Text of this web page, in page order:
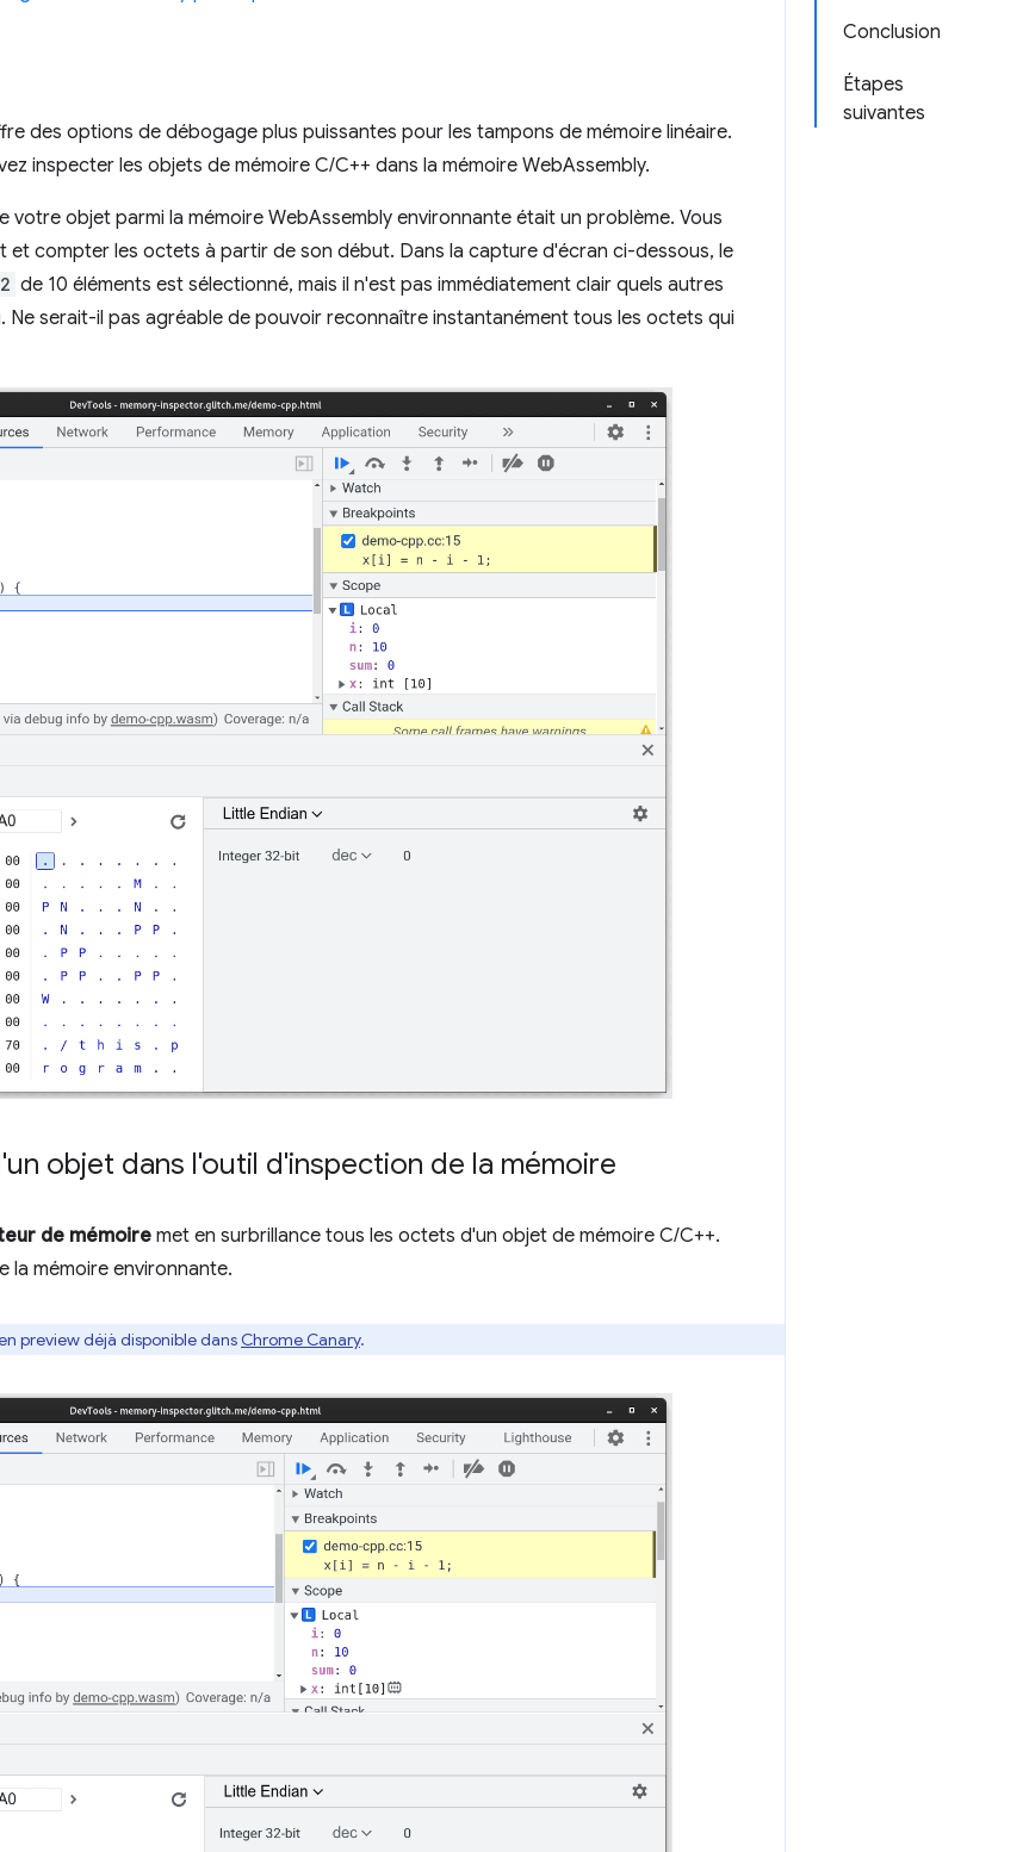
Conclusion
Étapes
suivantes
des options de débogage plus puissantes pour les tampons de mémoire linéaire.
inspecter les objets de mémoire C/C++ dans la mémoire WebAssembly.
votre objet parmi la mémoire WebAssembly environnante était un problème. Vous
et compter les octets à partir de son début. Dans la capture d'écran ci-dessous, le
de 10 éléments est sélectionné, mais il n'est pas immédiatement clair quels autres
serait-il pas agréable de pouvoir reconnaître instantanément tous les octets qui
objet dans l'outil d'inspection de la mémoire
de mémoire met en surbrillance tous les octets d'un objet de mémoire C/C++.
la mémoire environnante.
preview déjà disponible dans Chrome Canary.